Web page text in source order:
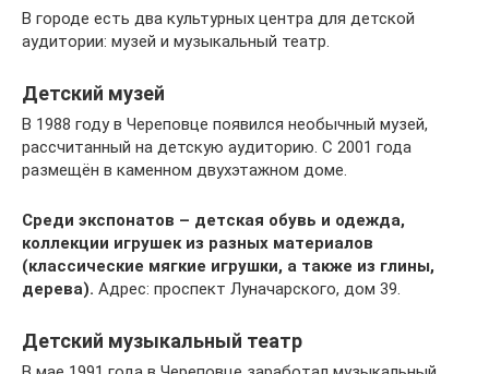
В городе есть два культурных центра для детской
аудитории: музей и музыкальный театр.
Детский музей
В 1988 году в Череповце появился необычный музей,
рассчитанный на детскую аудиторию. С 2001 года
размещён в каменном двухэтажном доме.
Среди экспонатов – детская обувь и одежда,
коллекции игрушек из разных материалов
(классические мягкие игрушки, а также из глины,
дерева). Адрес: проспект Луначарского, дом 39.
Детский музыкальный театр